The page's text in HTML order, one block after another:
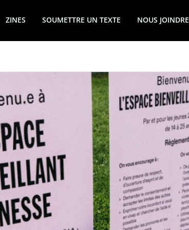
ZINES SOUMETTRE UN TEXTE NOUS JOINDRE